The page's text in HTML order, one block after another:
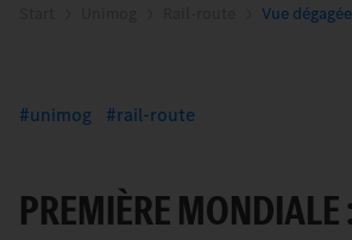
Vue
unimog rail-route
PREMIÈRE